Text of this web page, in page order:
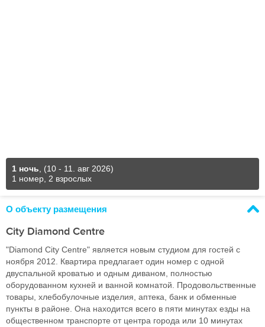
1 ночь
(10 - 11. авг 2026)
1 номер, 2 взрослых
О объекту размещения
City Diamond Centre
"Diamond City Centre" является новым студиом для гостей с
ноября 2012. Квартира предлагает один номер с одной
двуспальной кроватью и одным диваном, полностью
оборудованном кухней и ванной комнатой. Продовольственные
товары, хлебобулочные изделия, аптека, банк и обменные
пункты в районе. Она находится всего в пяти минутах езды на
общественном транспорте от центра города или 10 минутах